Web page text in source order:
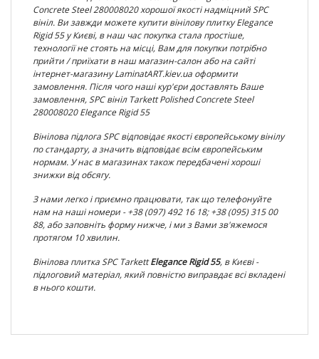
Concrete Steel 280008020хорошої якості надміцний SPC
вініл. Ви завжди можете купити вінілову плиткуElegance
Rigid 55у Києві, в наш час покупка стала простіше,
технології не стоять на місці, Вам для покупки потрібно
прийти / приїхати в наш магазин-салон або на сайті
інтернет-магазину LaminatART.kiev.ua оформити
замовлення. Після чого наші кур'єри доставлять Ваше
замовлення, SPC вініл TarkettPolished Concrete Steel
280008020 Elegance Rigid 55
Вінілова підлога SPC відповідає якості європейському вінілу
постандарту, а значить відповідає всім європейським
нормам. У нас в магазинах також передбачені хороші
знижки від обсягу.
З нами легко і приємно працювати, так що телефонуйте
нам на наші номери - +38 (097) 492 16 18; +38 (095) 315 00
88, або заповніть форму нижче, і ми з Вами зв'яжемося
протягом 10 хвилин.
Вінілова плиткаSPC TarkettElegance Rigid 55, в Києві -
підлоговий матеріал, який повністю виправдає всі вкладені
в нього кошти.